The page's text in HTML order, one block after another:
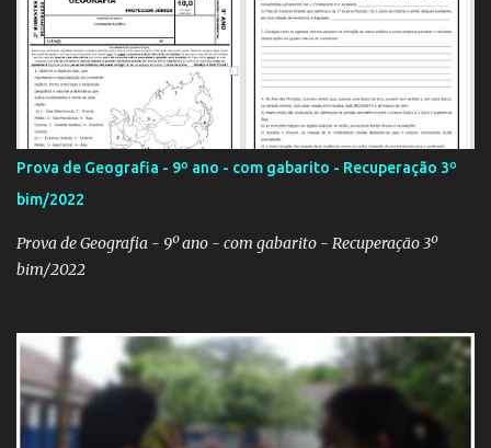
independentemente se você seja do time 'Viva Copa' ou do time
'Não vai ter Copa', uma hora ou outra acaba precisando das
bandeiras dos países que participarão do evento (para exaltá-los
ou para estraçalhá-los). Principalmente se você for aluno ou
professor! Provavelmente sua escola fará alguma atividade
relacionada ao assunto. Aí, precisa correr para o Google Imagens,
achar a bandeira correta, com a resolução adequada... a maior
função. Eu sei porque já precisei fazer isso. Como deixei os
arquivos armazenados em cas...
Prova de Geografia - 9º ano - com gabarito - Recuperação 3º
bim/2022
Prova de Geografia - 9º ano - com gabarito - Recuperação 3º
bim/2022